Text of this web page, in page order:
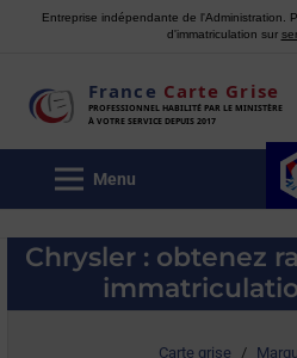
Entreprise indépendante de l'Administration.
d'immatriculation sur
France Carte Grise
PROFESSIONNEL HABILITÉ PAR LE MINISTÈRE
À VOTRE SERVICE DEPUIS 2017
Menu
Chrysler : obtenez
Carte grise /